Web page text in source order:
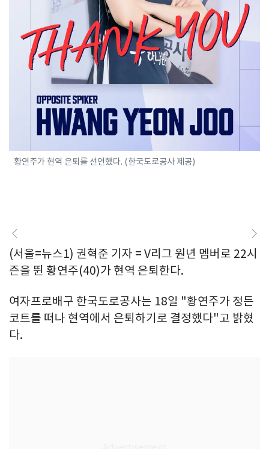
황연주가 현역 은퇴를 선언했다. (한국도로공사 제공)
(서울=뉴스1) 권혁준 기자 = V리그 원년 멤버로 22시
즌을 뛴 황연주(40)가 현역 은퇴한다.
여자프로배구 한국도로공사는 18일 "황연주가 정든
코트를 떠나 현역에서 은퇴하기로 결정했다"고 밝혔
다.